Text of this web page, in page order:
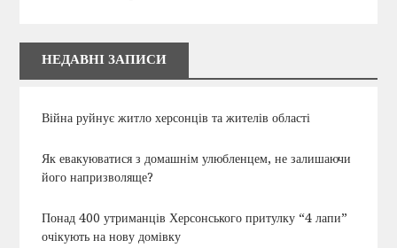
НЕДАВНІ ЗАПИСИ
Війна руйнує житло херсонців та жителів області
Як евакуюватися з домашнім улюбленцем, не залишаючи
його напризволяще?
Понад 400 утриманців Херсонського притулку “4 лапи”
очікують на нову домівку